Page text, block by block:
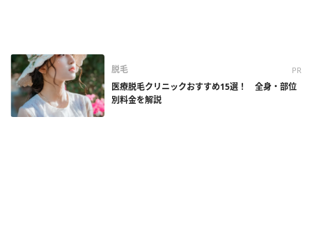
脱毛 PR
医療脱毛クリニックおすすめ15選！ 全身・部位
別料金を解説